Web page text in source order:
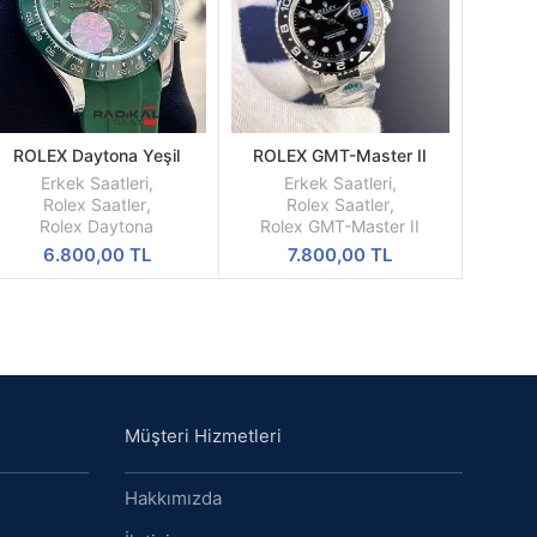
SEPETE
EKLE
ROLEX Daytona Yeşil
Kadran Silikon Kordon
Erkek Saatleri,
Rolex Saatler,
Rolex Daytona
6.800,00 TL
SEPETE
EKLE
ROLEX GMT-Master II
Bruce Wayne Oyster
Kordon Gri Bezel
126710GRNR
Erkek Saatleri,
Rolex Saatler,
Rolex GMT-Master II
7.800,00TL
Müşteri Hizmetleri
Hakkımızda